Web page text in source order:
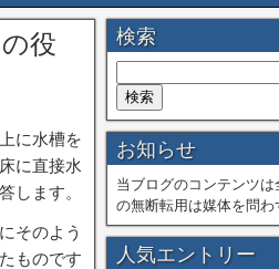
役
に水槽を
に直接水
します。
そのよう
ものです
検索
お知らせ
当ブログのコンテンツ
の無断転用は媒体を問わ
人気エントリー